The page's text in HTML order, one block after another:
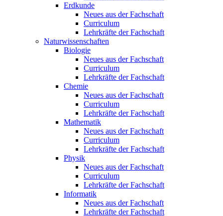
Erdkunde
Neues aus der Fachschaft
Curriculum
Lehrkräfte der Fachschaft
Naturwissenschaften
Biologie
Neues aus der Fachschaft
Curriculum
Lehrkräfte der Fachschaft
Chemie
Neues aus der Fachschaft
Curriculum
Lehrkräfte der Fachschaft
Mathematik
Neues aus der Fachschaft
Curriculum
Lehrkräfte der Fachschaft
Physik
Neues aus der Fachschaft
Curriculum
Lehrkräfte der Fachschaft
Informatik
Neues aus der Fachschaft
Lehrkräfte der Fachschaft